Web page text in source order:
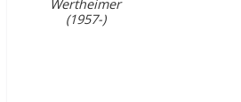
Wertheimer
(1957-)